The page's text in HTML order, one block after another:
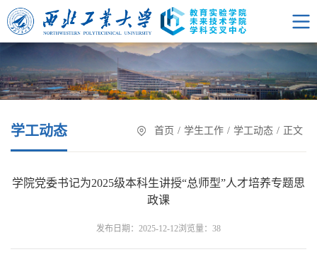
学工动态 首页 / 学生工作 / 学工动态 / 正文
学院党委书记为2025级本科生讲授“总师型”人才培养专题思
政课
发布日期：2025-12-12浏览量： 38